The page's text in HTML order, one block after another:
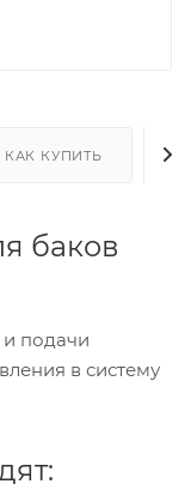
КАК КУПИТЬ
баков
подачи
в систему